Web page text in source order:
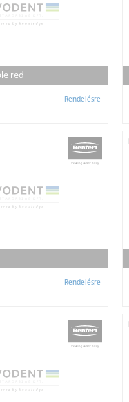
red
Rendelésre
Rendelésre